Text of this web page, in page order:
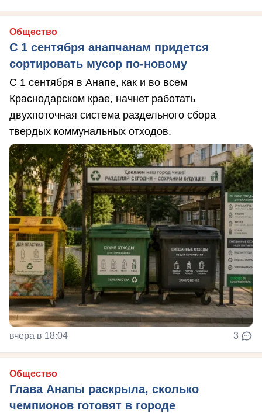
Общество
С 1 сентября анапчанам придется
сортировать мусор по-новому
С 1 сентября в Анапе, как и во всем
Краснодарском крае, начнет работать
двухпоточная система раздельного сбора
твердых коммунальных отходов.
вчера в 18:04 3
Общество
Глава Анапы раскрыла, сколько
чемпионов готовят в городе